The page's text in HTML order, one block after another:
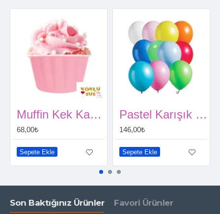
Muffin Kek Kapsülü Pembe (25 Adet)
68,00₺
Sepete Ekle
Pastel Karışık Renk Balon 25 Adet
146,00₺
Sepete Ekle
Son Baktığınız Ürünler Favori Ürünler